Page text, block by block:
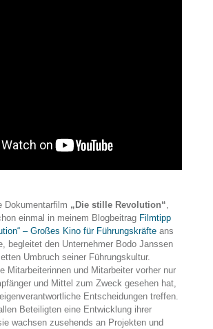
Dokumentarfilm „Die stille Revolution“
einmal in meinem Blogbeitrag Filmtipp
– Großes Kino für Führungskräfteans
begleitet den Unternehmer Bodo Janssen
Umbruch seiner Führungskultur.
Mitarbeiterinnen und Mitarbeiter vorher nur
und Mittel zum Zweck gesehen hat,
Entscheidungen treffen.
Beteiligten eine Entwicklung ihrer
wachsen zusehends an Projekten und